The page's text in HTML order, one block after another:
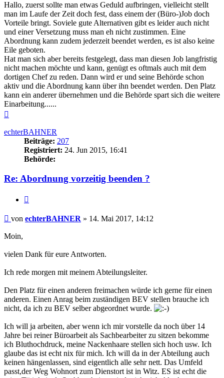
Hallo, zuerst sollte man etwas Geduld aufbringen, vielleicht stellt
man im Laufe der Zeit doch fest, dass einem der (Büro-)Job doch
Vorteile bringt. Soviele gute Alternativen gibt es leider auch nicht
und einer Versetzung muss man eh nicht zustimmen. Eine
Abordnung kann zudem jederzeit beendet werden, es ist also keine
Eile geboten.
Hat man sich aber bereits festgelegt, dass man diesen Job langfristig
nicht machen möchte und kann, genügt es oftmals auch mit dem
dortigen Chef zu reden. Dann wird er und seine Behörde schon
aktiv und die Abordnung kann über ihn beendet werden. Den Platz
kann ein anderer übernehmen und die Behörde spart sich die weitere
Einarbeitung......
echterBAHNER
Beiträge: 207
Registriert: 24. Jun 2015, 16:41
Behörde:
Re: Abordnung vorzeitig beenden ?
Beitrag
von echterBAHNER » 14. Mai 2017, 14:12
Moin,
vielen Dank für eure Antworten.
Ich rede morgen mit meinem Abteilungsleiter.
Den Platz für einen anderen freimachen würde ich gerne für einen
anderen. Einen Anrag beim zuständigen BEV stellen brauche ich
nicht, da ich zu BEV selber abgeordnet wurde.
Ich will ja arbeiten, aber wenn ich mir vorstelle da noch über 14
Jahre bei reiner Büroarbeit als Sachbearbeiter zu sitzen bekomme
ich Bluthochdruck, meine Nackenhaare stellen sich hoch usw. Ich
glaube das ist echt nix für mich. Ich will da in der Abteilung auch
keinen hängenlassen, sind eigentlich alle sehr nett. Das Umfeld
passt,der Weg Wohnort zum Dienstort ist in Witz. ES ist echt die